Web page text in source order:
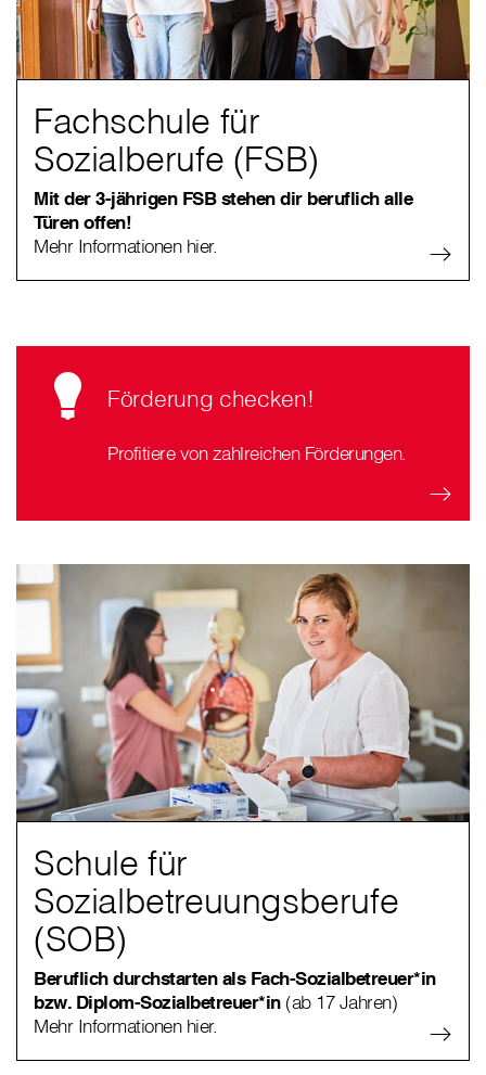
Fachschule für
Sozialberufe (FSB)
Mit der 3-jährigen FSB stehen dir beruflich alle
Türen offen!
Mehr Informationen hier.
Förderung checken!
Profitiere von zahlreichen Förderungen.
Schule für
Sozialbetreuungsberufe
(SOB)
Beruflich durchstarten als Fach-Sozialbetreuer*in
bzw. Diplom-Sozialbetreuer*in(ab 17 Jahren)
Mehr Informationen hier.